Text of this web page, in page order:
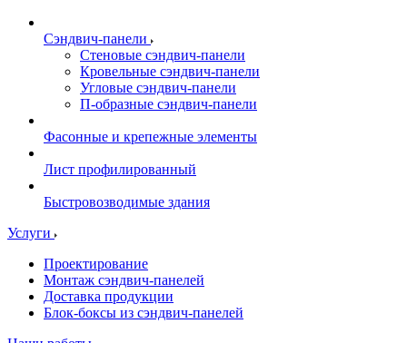
Сэндвич-панели
Стеновые сэндвич-панели
Кровельные сэндвич-панели
Угловые сэндвич-панели
П-образные сэндвич-панели
Фасонные и крепежные элементы
Лист профилированный
Быстровозводимые здания
Услуги
Проектирование
Монтаж сэндвич-панелей
Доставка продукции
Блок-боксы из сэндвич-панелей